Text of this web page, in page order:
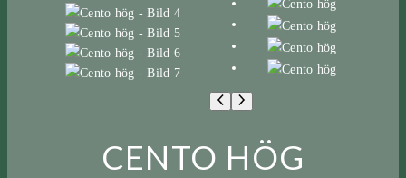
CENTO HÖG